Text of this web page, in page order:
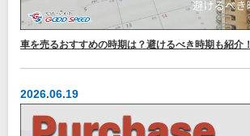
車を売るおすすめの時期は？避けるべき時期も紹介！
2026.06.19